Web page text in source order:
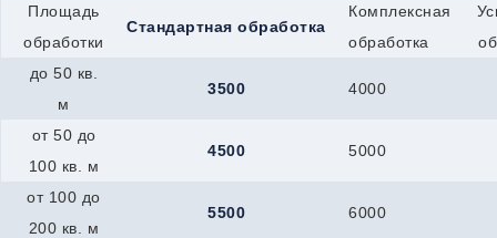
Новокуйбышевск
Новомичуринск
Новочеркасск
Новый Уренгой
Нязепетровск
Площадь
обработки
Стандартная обработка
Комплексная
обработка
до 50 кв.
м
3500 4000
от 50 до
100 кв. м
4500 5000
от 100 до
200 кв. м
5500 6000